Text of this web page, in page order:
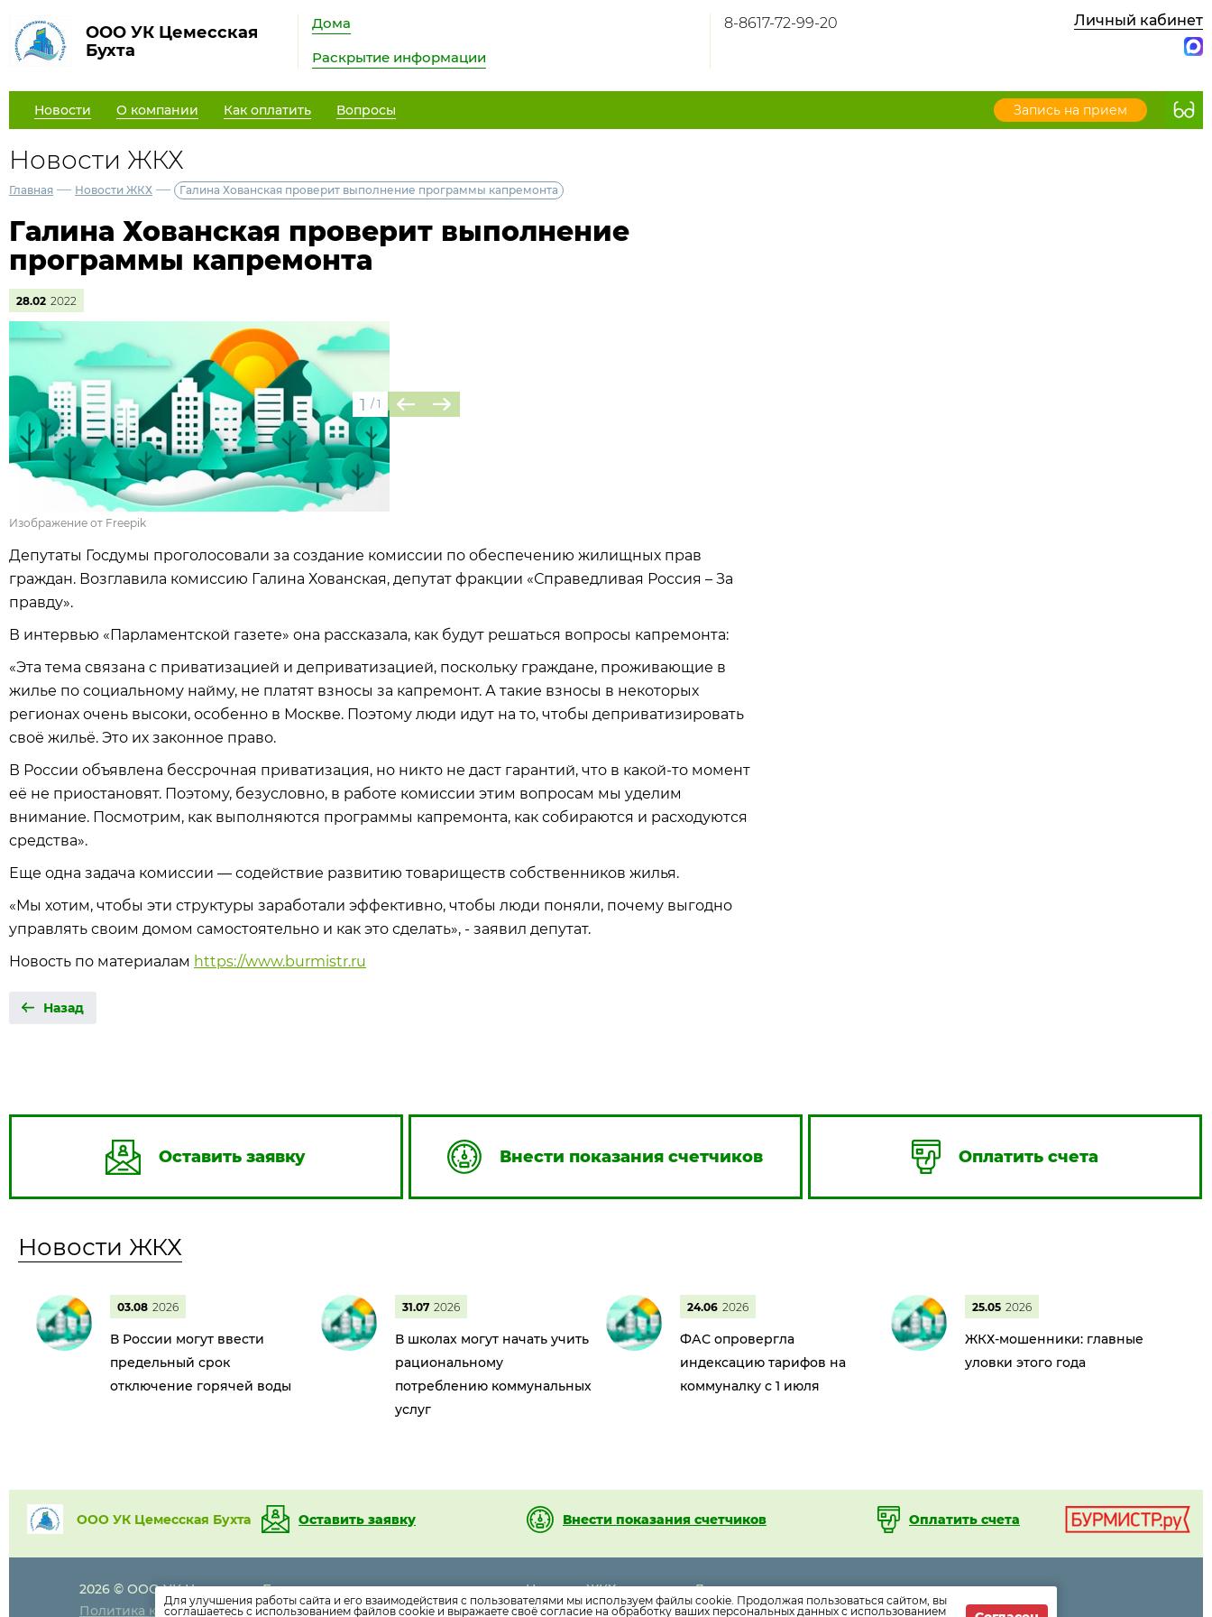
ООО УК Цемесская
Бухта
Дома
Раскрытие информации
8-8617-72-99-20 Личный кабинет
Новости О компании Как оплатить Вопросы Запись на прием
Новости ЖКХ
Главная — Новости ЖКХ — Галина Хованская проверит выполнение программы капремонта
Галина Хованская проверит выполнение
программы капремонта
28.02 2022
1 / 1
Изображение от Freepik
Депутаты Госдумы проголосовали за создание комиссии по обеспечению жилищных прав
граждан. Возглавила комиссию Галина Хованская, депутат фракции «Справедливая Россия – За
правду».
В интервью «Парламентской газете» она рассказала, как будут решаться вопросы капремонта:
«Эта тема связана с приватизацией и деприватизацией, поскольку граждане, проживающие в
жилье по социальному найму, не платят взносы за капремонт. А такие взносы в некоторых
регионах очень высоки, особенно в Москве. Поэтому люди идут на то, чтобы деприватизировать
своё жильё. Это их законное право.
В России объявлена бессрочная приватизация, но никто не даст гарантий, что в какой-то момент
её не приостановят. Поэтому, безусловно, в работе комиссии этим вопросам мы уделим
внимание. Посмотрим, как выполняются программы капремонта, как собираются и расходуются
средства».
Еще одна задача комиссии — содействие развитию товариществ собственников жилья.
«Мы хотим, чтобы эти структуры заработали эффективно, чтобы люди поняли, почему выгодно
управлять своим домом самостоятельно и как это сделать», - заявил депутат.
Новость по материалам https://www.burmistr.ru
Назад
Оставить заявку Внести показания счетчиков Оплатить счета
Новости ЖКХ
03.08 2026
В России могут ввести
предельный срок
отключение горячей воды
31.07 2026
В школах могут начать учить
рациональному
потреблению коммунальных
услуг
24.06 2026
ФАС опровергла
индексацию тарифов на
коммуналку с 1 июля
25.05 2026
ЖКХ-мошенники: главные
уловки этого года
ООО УК Цемесская Бухта Оставить заявку Внести показания счетчиков Оплатить счета
2026 © ООО УК Цемесская Бухта
Политика конфиденциальности
Новости ЖКХ
Новости компании
Дома
Раскрытие информации
Для улучшения работы сайта и его взаимодействия с пользователями мы используем файлы cookie. Продолжая пользоваться сайтом, вы
соглашаетесь с использованием файлов cookie и выражаете своё согласие на обработку ваших персональных данных с использованием